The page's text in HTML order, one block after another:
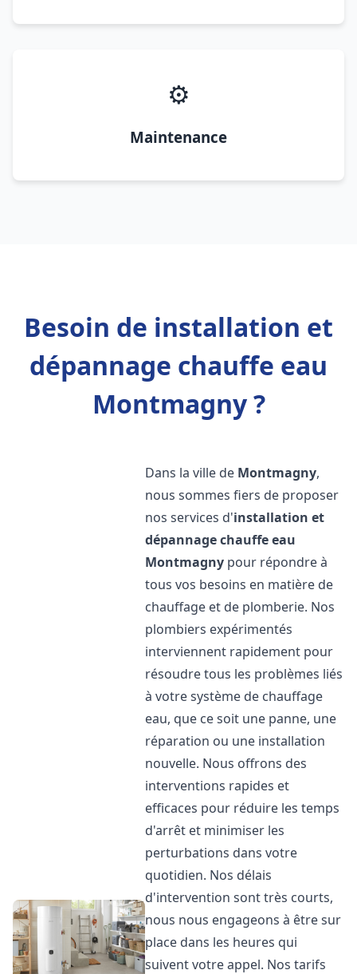
⚙️
Maintenance
Besoin de installation et
dépannage chauffe eau
Montmagny ?
Dans la ville de Montmagny,
nous sommes fiers de proposer
nos services d'installation et
dépannage chauffe eau
Montmagny pour répondre à
tous vos besoins en matière de
chauffage et de plomberie. Nos
plombiers expérimentés
interviennent rapidement pour
résoudre tous les problèmes liés
à votre système de chauffage
eau, que ce soit une panne, une
réparation ou une installation
nouvelle. Nous offrons des
interventions rapides et
efficaces pour réduire les temps
d'arrêt et minimiser les
perturbations dans votre
quotidien. Nos délais
d'intervention sont très courts,
nous nous engageons à être sur
place dans les heures qui
suivent votre appel. Nos tarifs